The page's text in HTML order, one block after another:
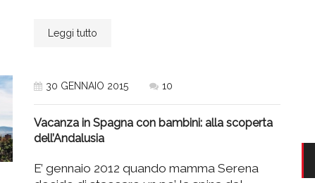
Leggi tutto
30 GENNAIO 2015 10
Vacanza in Spagna con bambini: alla scoperta
dell’Andalusia
E’ gennaio 2012 quando mamma Serena